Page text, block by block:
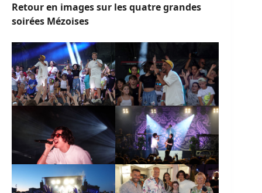
Retour en images sur les quatre grandes
soirées Mézoises